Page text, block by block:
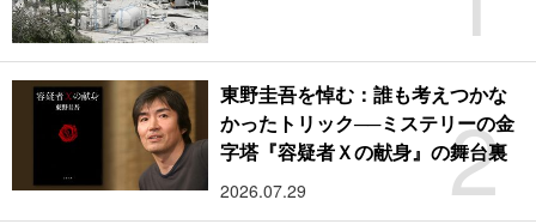
2
東野圭吾を悼む：誰も考えつかな
かったトリック──ミステリーの金
字塔『容疑者Ｘの献身』の舞台裏
2026.07.29